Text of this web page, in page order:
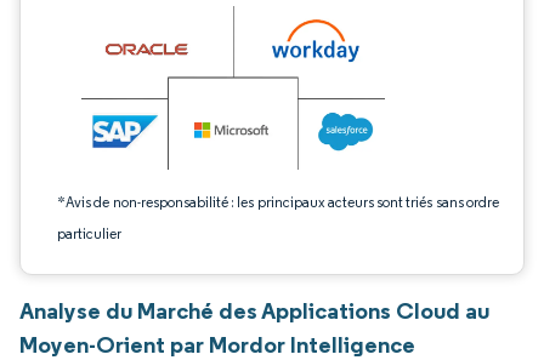
*Avis de non-responsabilité : les principaux acteurs sont triés sans ordre
particulier
Analyse du Marché des Applications Cloud au
Moyen-Orient par Mordor Intelligence